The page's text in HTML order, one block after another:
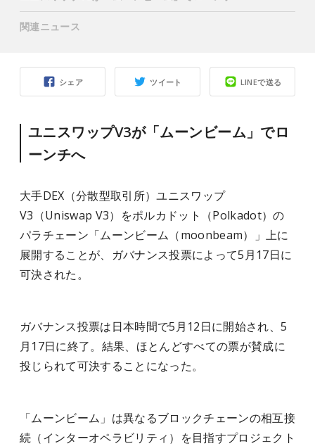
シェア ツイート LINEで送る
ユニスワップV3が「ムーンビーム」でロ
ーンチへ
大手DEX（分散型取引所）ユニスワップ
V3（Uniswap V3）をポルカドット（Polkadot）の
パラチェーン「ムーンビーム（moonbeam）」上に
展開することが、ガバナンス投票によって5月17日に
可決された。
ガバナンス投票は日本時間で5月12日に開始され、5
月17日に終了。結果、ほとんどすべての票が賛成に
投じられて可決することになった。
「ムーンビーム」は異なるブロックチェーンの相互接
続（インターオペラビリティ）を目指すプロジェクト
関連ニュース